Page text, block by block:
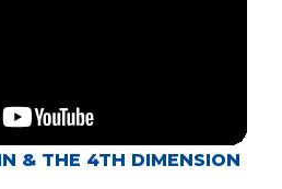
& THE 4TH DIMENSION